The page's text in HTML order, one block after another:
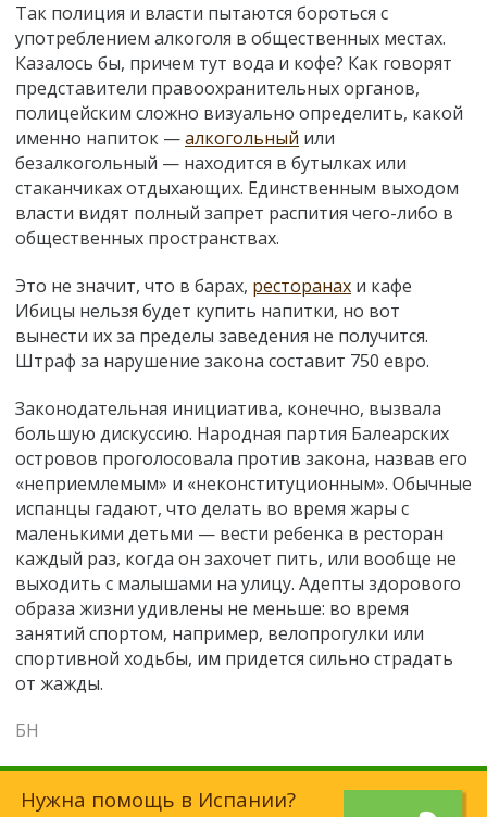
Так полиция и власти пытаются бороться с
употреблением алкоголя в общественных местах.
Казалось бы, причем тут вода и кофе? Как говорят
представители правоохранительных органов,
полицейским сложно визуально определить, какой
именно напиток —алкогольный или
безалкогольный — находится в бутылках или
стаканчиках отдыхающих. Единственным выходом
власти видят полный запрет распития чего-либо в
общественных пространствах.
Это не значит, что в барах, ресторанах и кафе
Ибицы нельзя будет купить напитки, но вот
вынести их за пределы заведения не получится.
Штраф за нарушение закона составит 750 евро.
Законодательная инициатива, конечно, вызвала
большую дискуссию. Народная партия Балеарских
островов проголосовала против закона, назвав его
«неприемлемым» и «неконституционным». Обычные
испанцы гадают, что делать во время жары с
маленькими детьми — вести ребенка в ресторан
каждый раз, когда он захочет пить, или вообще не
выходить с малышами на улицу. Адепты здорового
образа жизни удивлены не меньше: во время
занятий спортом, например, велопрогулки или
спортивной ходьбы, им придется сильно страдать
от жажды.
БН
Нужна помощь в Испании?